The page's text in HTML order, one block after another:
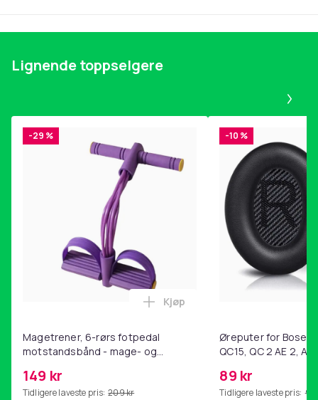
Lignende toppselgere
-29 %
Magetrener, 6-rørs fotpedal
motstandsbånd - mage- og
hjemmegymnastikk Purple
149 kr
Tidligere laveste pris: 209 kr
Legg Magetrener, 6-rørs
Kjøp
-10 %
Øreputer for Bose
QC15, QC 2 AE 2, AE
89 kr
Tidligere laveste pris: 99